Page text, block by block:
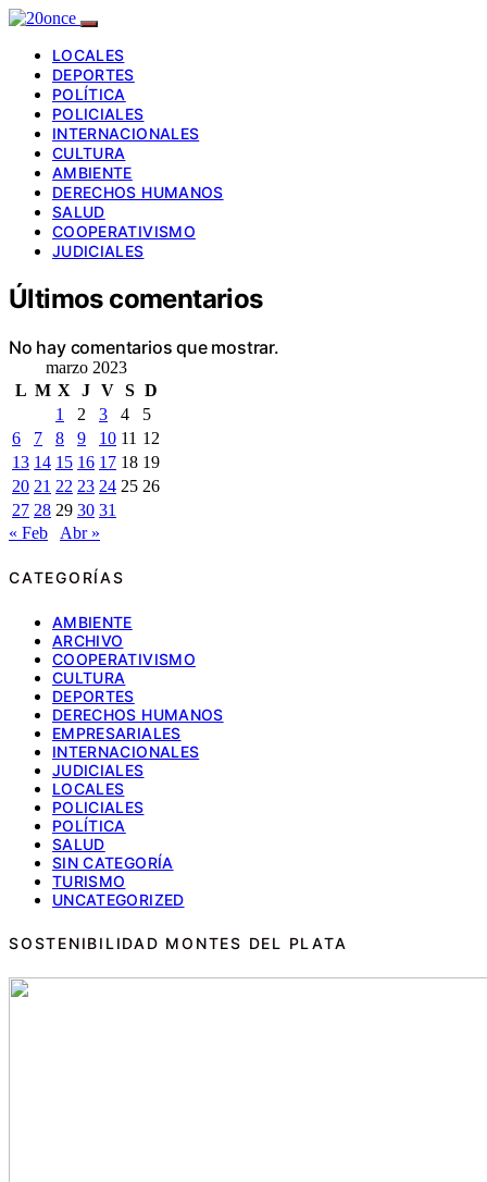
LOCALES
DEPORTES
POLÍTICA
POLICIALES
INTERNACIONALES
CULTURA
AMBIENTE
DERECHOS HUMANOS
SALUD
COOPERATIVISMO
JUDICIALES
Últimos comentarios
No hay comentarios que mostrar.
marzo 2023
L M X J V S D
1
2 3 4
5
6
7 8 9 10 11 12
13 14 15 16 17 18 19
20 21 22 23 24 25 26
27 28 29 30 31
« Feb
Abr »
CATEGORÍAS
AMBIENTE
ARCHIVO
COOPERATIVISMO
CULTURA
DEPORTES
DERECHOS HUMANOS
EMPRESARIALES
INTERNACIONALES
JUDICIALES
LOCALES
POLICIALES
POLÍTICA
SALUD
SIN CATEGORÍA
TURISMO
UNCATEGORIZED
SOSTENIBILIDAD MONTES DEL PLATA